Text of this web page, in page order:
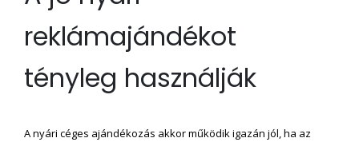
reklámajándékot
tényleg használják
A nyári céges ajándékozás akkor működik igazán jól, ha az